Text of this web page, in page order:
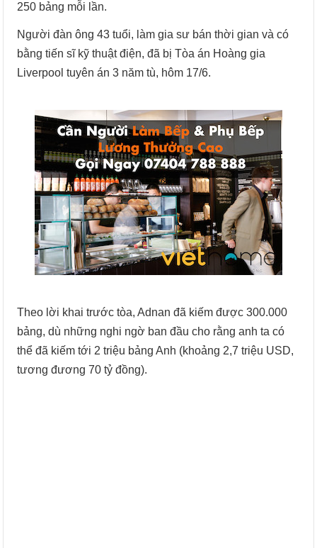
250 bảng mỗi lần.
Người đàn ông 43 tuổi, làm gia sư bán thời gian và có
bằng tiến sĩ kỹ thuật điện, đã bị Tòa án Hoàng gia
Liverpool tuyên án 3 năm tù, hôm 17/6.
Theo lời khai trước tòa, Adnan đã kiếm được 300.000
bảng, dù những nghi ngờ ban đầu cho rằng anh ta có
thể đã kiếm tới 2 triệu bảng Anh (khoảng 2,7 triệu USD,
tương đương 70 tỷ đồng).